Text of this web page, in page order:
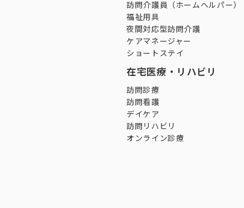
訪問介護員（ホームヘルパー）
福祉用具
夜間対応型訪問介護
ケアマネージャー
ショートステイ
在宅医療・リハビリ
訪問診療
訪問看護
デイケア
訪問リハビリ
オンライン診療